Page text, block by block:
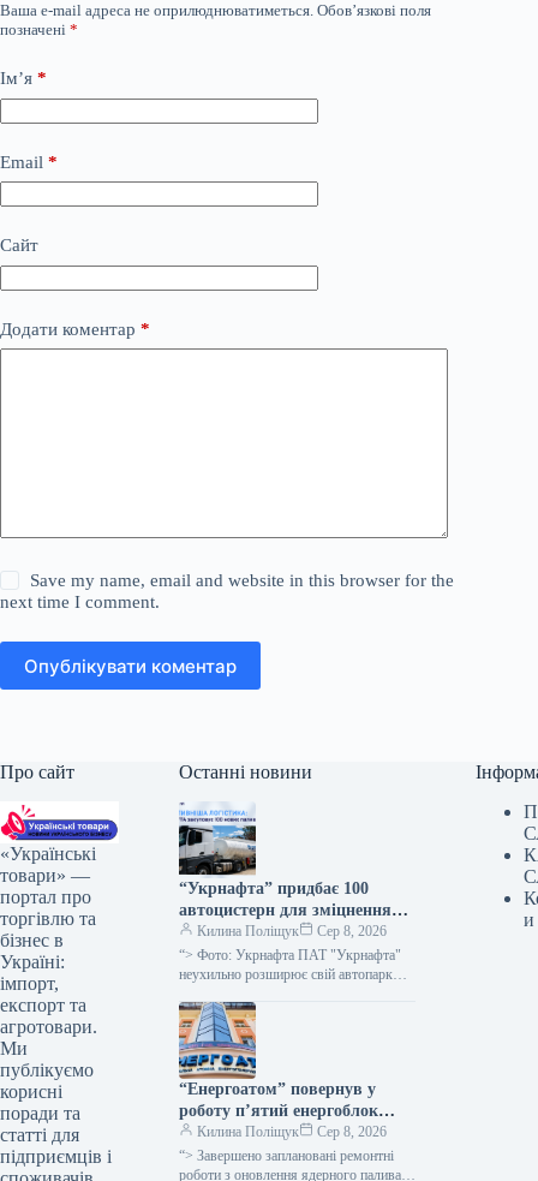
Ваша e-mail адреса не оприлюднюватиметься. Обов’язкові поля
позначені *
Ім’я *
Email *
Сайт
Додати коментар *
Save my name, email and website in this browser for the
next time I comment.
Опублікувати коментар
Про сайт
«Українські
товари» —
портал про
торгівлю та
бізнес в
Україні:
імпорт,
експорт та
агротовари.
Ми
публікуємо
корисні
поради та
статті для
підприємців і
Останні новини
“Укрнафта” придбає 100
автоцистерн для зміцнення
безпеки доставки палива
Килина Поліщук
Сер 8, 2026
“> Фото: Укрнафта ПАТ "Укрнафта"
неухильно розширює свій автопарк
забезпечення пальним по всій території
держави, проінформувала…
“Енергоатом” повернув у
роботу п’ятий енергоблок
після планового технічного
обслуговування.
Килина Поліщук
Сер 8, 2026
“> Завершено заплановані ремонтні
роботи з оновлення ядерного палива
и